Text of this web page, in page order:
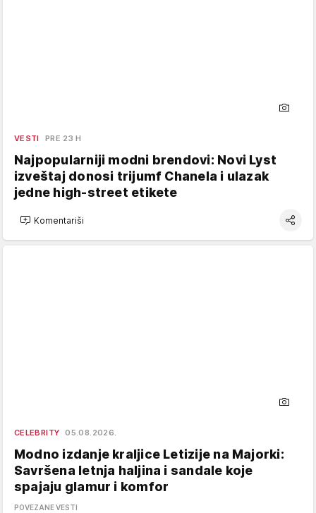
VESTI PRE 23 H
Najpopularniji modni brendovi: Novi Lyst
izveštaj donosi trijumf Chanela i ulazak
jedne high-street etikete
Komentariši
CELEBRITY 05.08.2026.
Modno izdanje kraljice Letizije na Majorki:
Savršena letnja haljina i sandale koje
spajaju glamur i komfor
POVEZANE VESTI